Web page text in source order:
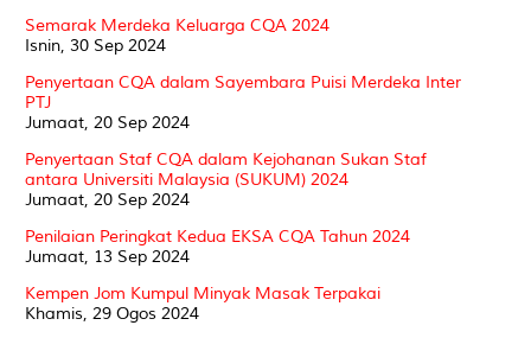
Semarak Merdeka Keluarga CQA 2024
Isnin, 30 Sep 2024
Penyertaan CQA dalam Sayembara Puisi Merdeka Inter
PTJ
Jumaat, 20 Sep 2024
Penyertaan Staf CQA dalam Kejohanan Sukan Staf
antara Universiti Malaysia (SUKUM) 2024
Jumaat, 20 Sep 2024
Penilaian Peringkat Kedua EKSA CQA Tahun 2024
Jumaat, 13 Sep 2024
Kempen Jom Kumpul Minyak Masak Terpakai
Khamis, 29 Ogos 2024